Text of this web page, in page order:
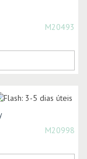
M20493
M20998